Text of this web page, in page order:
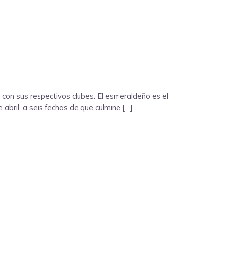
sus respectivos clubes. El esmeraldeño es el
a seis fechas de que culmine […]